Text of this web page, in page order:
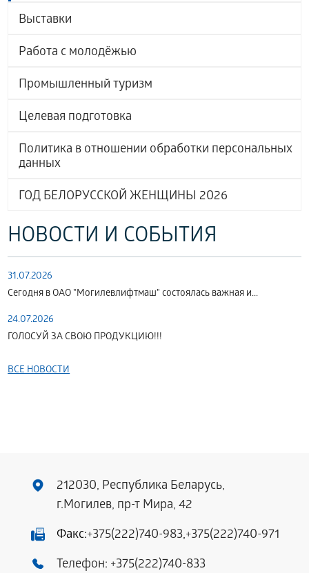
Выставки
Работа с молодёжью
Промышленный туризм
Целевая подготовка
Политика в отношении обработки персональных
данных
ГОД БЕЛОРУССКОЙ ЖЕНЩИНЫ 2026
НОВОСТИ И СОБЫТИЯ
31.07.2026
Сегодня в ОАО "Могилевлифтмаш" состоялась важная и...
24.07.2026
ГОЛОСУЙ ЗА СВОЮ ПРОДУКЦИЮ!!!
ВСЕ НОВОСТИ
212030, Республика Беларусь,
г.Могилев, пр-т Мира, 42
Факс:+375(222)740-983,+375(222)740-971
Телефон: +375(222)740-833